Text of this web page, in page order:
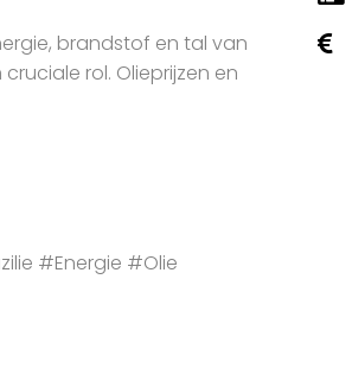
brandstof en tal van
rol. Olieprijzen en
#Energie #Olie